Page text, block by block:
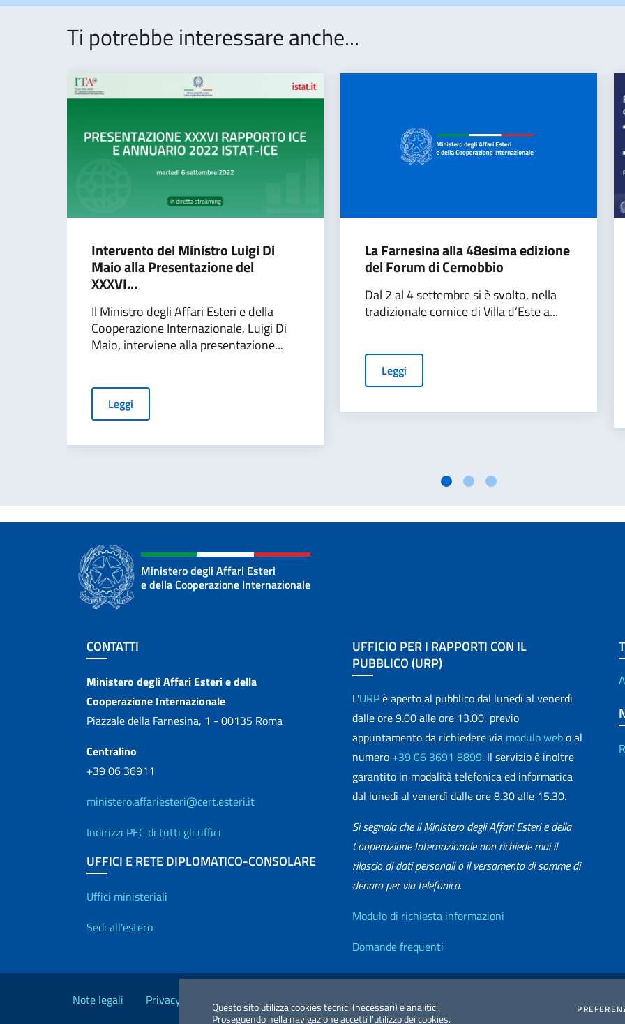
Questo sito utilizza cookies tecnici (necessari) e analitici.
Proseguendo nella navigazione accetti l'utilizzo dei cookies.
Ti potrebbe interessare anche...
Intervento del Ministro Luigi Di
Maio alla Presentazione del
XXXVI...
Il Ministro degli Affari Esteri e della
Cooperazione Internazionale, Luigi Di
Maio, interviene alla presentazione...
Leggi
La Farnesina alla 48esima edizione
del Forum di Cernobbio
Dal 2 al 4 settembre si è svolto, nella
tradizionale cornice di Villa d’Este a...
Leggi
Ministero degli Affari Esteri
e della Cooperazione Internazionale
Sezione footer
CONTATTI
Contatti
Ministero degli Affari Esteri e della
Cooperazione Internazionale
Piazzale della Farnesina, 1 - 00135 Roma
Centralino
+39 06 36911
ministero.affariesteri@cert.esteri.it
Indirizzi PEC di tutti gli uffici
UFFICI E RETE DIPLOMATICO-CONSOLARE
Uffici e Rete diplomatica
Uffici ministeriali
Sedi all'estero
UFFICIO PER I RAPPORTI CON IL
PUBBLICO (URP)
L'URPè aperto al pubblico dal lunedì al venerdì
dalle ore 9.00 alle ore 13.00, previo
appuntamento da richiedere via modulo webo al
numero +39 06 3691 8899. Il servizio è inoltre
garantito in modalità telefonica ed informatica
dal lunedì al venerdì dalle ore 8.30 alle 15.30.
Si segnala che il Ministero degli Affari Esteri e della
Cooperazione Internazionale non richiede mai il
rilascio di dati personali o il versamento di somme di
denaro per via telefonica.
Info utili
Modulo di richiesta informazioni
Domande frequenti
Link Utili
Note legali Privacy e cookie policy Dichiarazione Accessibilità Redazione Esteri
2026 Copyright